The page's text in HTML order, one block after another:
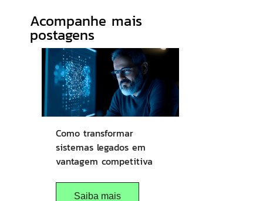
Acompanhe mais
postagens
Como transformar
sistemas legados em
vantagem competitiva
Saiba mais